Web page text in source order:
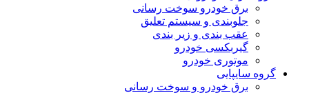
برق خودرو سوخت رسانی
جلوبندی و سیستم تعلیق
عقب بندی و زیر بندی
گیربکسی خودرو
موتوری خودرو
گروه سایپایی
برق خودرو و سوخت رسانی